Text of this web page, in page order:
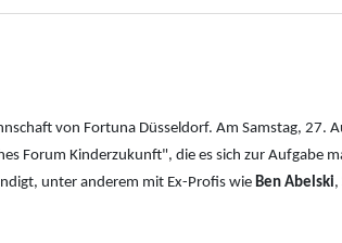
von Fortuna Düsseldorf. Am Samstag, 27.
Forum Kinderzukunft", die es sich zur Aufgabe
unter anderem mit Ex-Profis wie Ben Abelski,